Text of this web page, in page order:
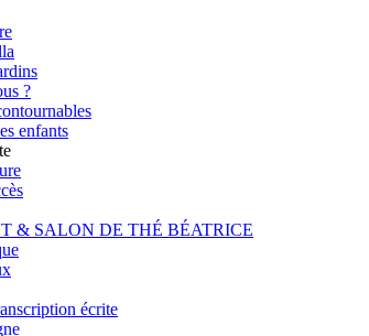
?
enfants
& SALON DE THÉ BÉATRICE
écrite